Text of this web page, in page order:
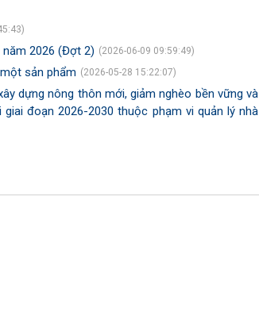
năm 2026 (Đợt 2) (2026-06-09 09:59:49)
sản phẩm (2026-05-28 15:22:07)
dựng nông thôn mới, giảm nghèo bền vững và
đoạn 2026-2030 thuộc phạm vi quản lý nhà